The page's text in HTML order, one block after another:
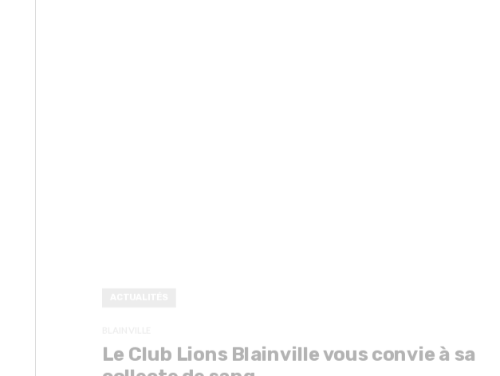
Le Club Lions Blainville vous convie à sa